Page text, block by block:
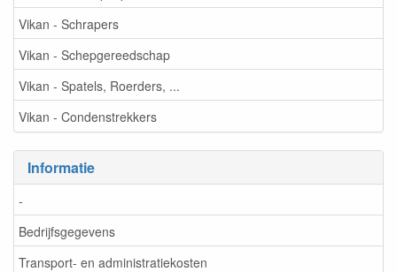
Vikan - Schrapers
Vikan - Schepgereedschap
Vikan - Spatels, Roerders, ...
Vikan - Condenstrekkers
Informatie
-
Bedrijfsgegevens
Transport- en administratiekosten